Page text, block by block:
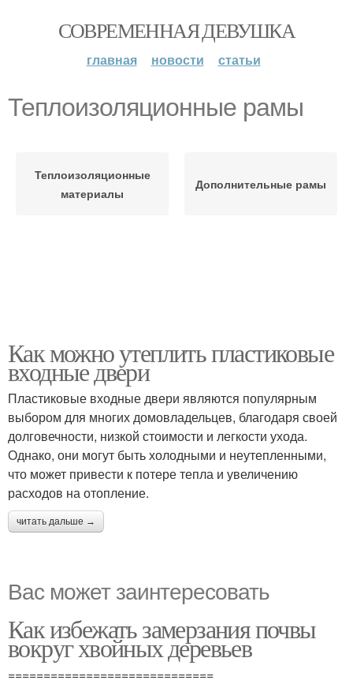
СОВРЕМЕННАЯ ДЕВУШКА
главная новости статьи
Теплоизоляционные рамы
Теплоизоляционные
материалы
Дополнительные рамы
Как можно утеплить пластиковые
входные двери
Пластиковые входные двери являются популярным
выбором для многих домовладельцев, благодаря своей
долговечности, низкой стоимости и легкости ухода.
Однако, они могут быть холодными и неутепленными,
что может привести к потере тепла и увеличению
расходов на отопление.
читать дальше →
Вас может заинтересовать
Как избежать замерзания почвы
вокруг хвойных деревьев
=============================